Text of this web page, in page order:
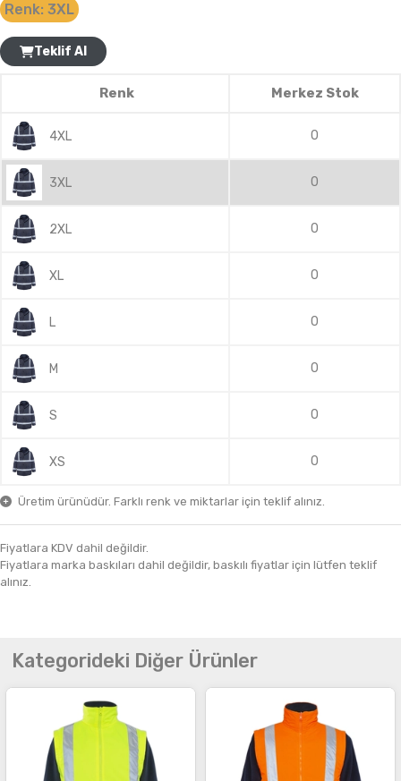
Renk: 3XL
Teklif Al
Renk Merkez Stok
4XL 0
3XL 0
2XL 0
XL 0
L 0
M 0
S 0
XS 0
Üretim ürünüdür. Farklı renk ve miktarlar için teklif alınız.
Fiyatlara KDV dahil değildir.
Fiyatlara marka baskıları dahil değildir, baskılı fiyatlar için lütfen teklif
alınız.
Kategorideki Diğer Ürünler